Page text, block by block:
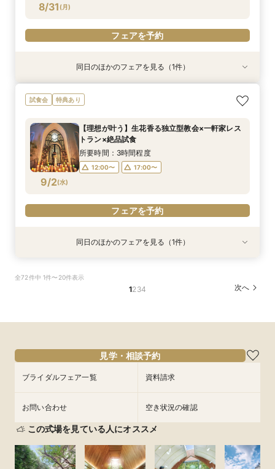
8/31 (月)
フェアを予約
8/31(月)
《挙式のみ＊2名～》51万で叶う*憧れの独立型
チャペルで本格挙式
12:00〜
14:00〜
16:00〜
18:00〜
同日のほかのフェアを見る（1件）
試食会 特典あり
9/2(水)
【理想が叶う】生花香る独立型教会×一軒家レス
トラン×絶品試食
所要時間：3時間程度
12:00〜 17:00〜
フェアを予約
9/2
チャペルで本格挙式
フェアを予約
同日のほかのフェアを見る（1件）
全72件中 1件〜20件表示
1234 次へ
見学・相談予約
ブライダルフェア一覧 資料請求
お問い合わせ 空き状況の確認
この式場を見ている人にオススメ